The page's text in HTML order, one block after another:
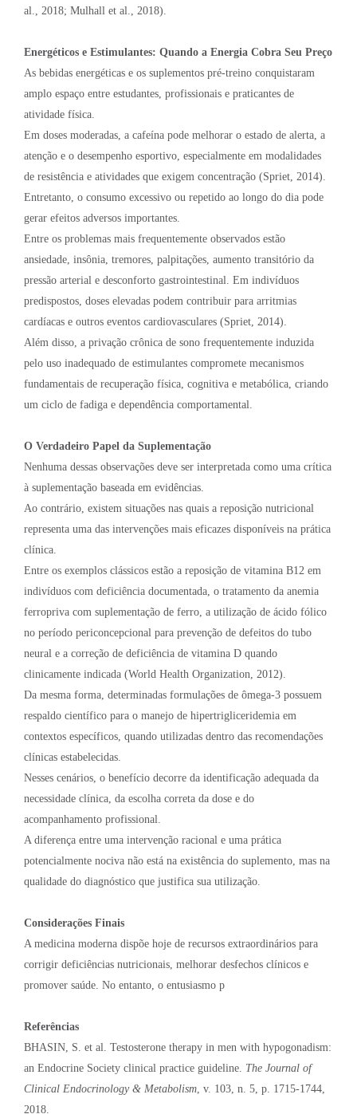
al., 2018; Mulhall et al., 2018).
Energéticos e Estimulantes: Quando a Energia Cobra Seu Preço
As bebidas energéticas e os suplementos pré-treino conquistaram
amplo espaço entre estudantes, profissionais e praticantes de
atividade física.
Em doses moderadas, a cafeína pode melhorar o estado de alerta, a
atenção e o desempenho esportivo, especialmente em modalidades
de resistência e atividades que exigem concentração (Spriet, 2014).
Entretanto, o consumo excessivo ou repetido ao longo do dia pode
gerar efeitos adversos importantes.
Entre os problemas mais frequentemente observados estão
ansiedade, insônia, tremores, palpitações, aumento transitório da
pressão arterial e desconforto gastrointestinal. Em indivíduos
predispostos, doses elevadas podem contribuir para arritmias
cardíacas e outros eventos cardiovasculares (Spriet, 2014).
Além disso, a privação crônica de sono frequentemente induzida
pelo uso inadequado de estimulantes compromete mecanismos
fundamentais de recuperação física, cognitiva e metabólica, criando
um ciclo de fadiga e dependência comportamental.
O Verdadeiro Papel da Suplementação
Nenhuma dessas observações deve ser interpretada como uma crítica
à suplementação baseada em evidências.
Ao contrário, existem situações nas quais a reposição nutricional
representa uma das intervenções mais eficazes disponíveis na prática
clínica.
Entre os exemplos clássicos estão a reposição de vitamina B12 em
indivíduos com deficiência documentada, o tratamento da anemia
ferropriva com suplementação de ferro, a utilização de ácido fólico
no período periconcepcional para prevenção de defeitos do tubo
neural e a correção de deficiência de vitamina D quando
clinicamente indicada (World Health Organization, 2012).
Da mesma forma, determinadas formulações de ômega-3 possuem
respaldo científico para o manejo de hipertrigliceridemia em
contextos específicos, quando utilizadas dentro das recomendações
clínicas estabelecidas.
Nesses cenários, o benefício decorre da identificação adequada da
necessidade clínica, da escolha correta da dose e do
acompanhamento profissional.
A diferença entre uma intervenção racional e uma prática
potencialmente nociva não está na existência do suplemento, mas na
qualidade do diagnóstico que justifica sua utilização.
Considerações Finais
A medicina moderna dispõe hoje de recursos extraordinários para
corrigir deficiências nutricionais, melhorar desfechos clínicos e
promover saúde. No entanto, o entusiasmo p
Referências
BHASIN, S. et al. Testosterone therapy in men with hypogonadism:
an Endocrine Society clinical practice guideline. The Journal of
Clinical Endocrinology & Metabolism , v. 103, n. 5, p. 1715-1744,
2018.